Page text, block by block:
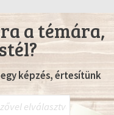
a témára,
képzés, értesítünk